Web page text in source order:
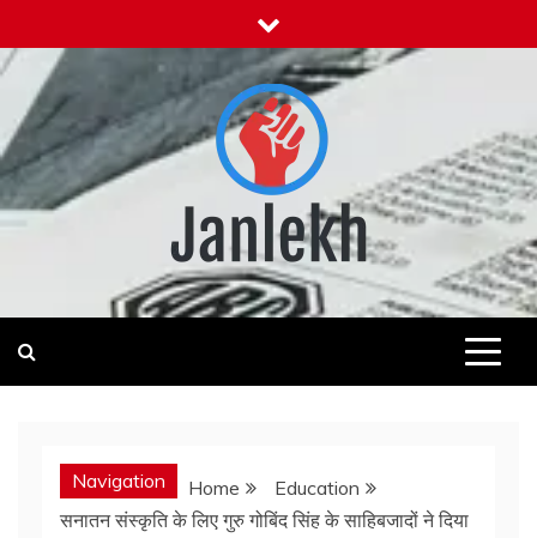
to
content
News for Public
Navigation Home
Education
सनातन संस्कृति के लिए गुरु गोबिंद सिंह के साहिबजादों ने दिया